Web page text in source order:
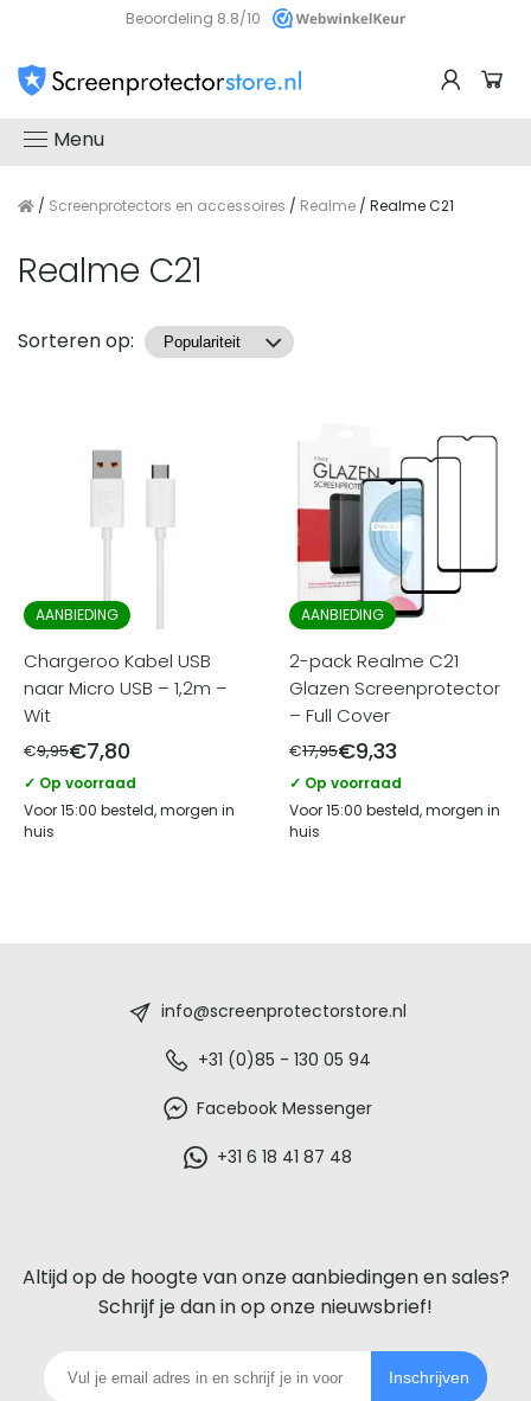
Beoordeling 8.8/10
Menu
/ Screenprotectors en accessoires / Realme / Realme C21
Realme C21
Producten
Sorteren op:
AANBIEDING
Chargeroo Kabel USB
naar Micro USB – 1,2m –
Wit
€9,95€7,80
✓ Op voorraad
Voor 15:00 besteld, morgen in
huis
AANBIEDING
2-pack Realme C21
Glazen Screenprotector
– Full Cover
€17,95€9,33
✓ Op voorraad
Voor 15:00 besteld, morgen in
huis
voor
iedere
telefoon
info@screenprotectorstore.nl
+31 (0)85 - 130 05 94
Facebook Messenger
+31 6 18 41 87 48
Altijd op de hoogte van onze aanbiedingen en sales?
Schrijf je dan in op onze nieuwsbrief!
Inschrijven